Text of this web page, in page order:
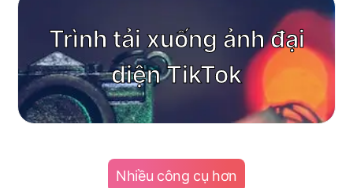
Trình tải xuống ảnh đại
diện TikTok
Nhiều công cụ hơn